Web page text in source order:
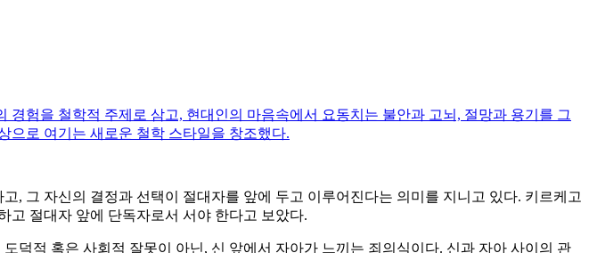
험을 철학적 주제로 삼고, 현대인의 마음속에서 요동치는 불안과 고뇌, 절망과 용기를 그
으로 여기는 새로운 철학 스타일을 창조했다.
, 그 자신의 결정과 선택이 절대자를 앞에 두고 이루어진다는 의미를 지니고 있다. 키르케고
고 절대자 앞에 단독자로서 서야 한다고 보았다.
덕적 혹은 사회적 잘못이 아닌, 신 앞에서 자아가 느끼는 죄의식이다. 신과 자아 사이의 관